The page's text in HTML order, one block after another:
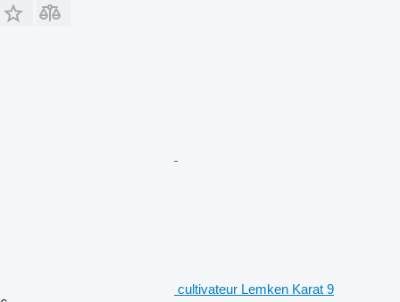
cultivateur Lemken Karat 9